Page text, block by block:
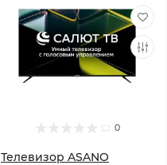
0
Телевизор ASANO